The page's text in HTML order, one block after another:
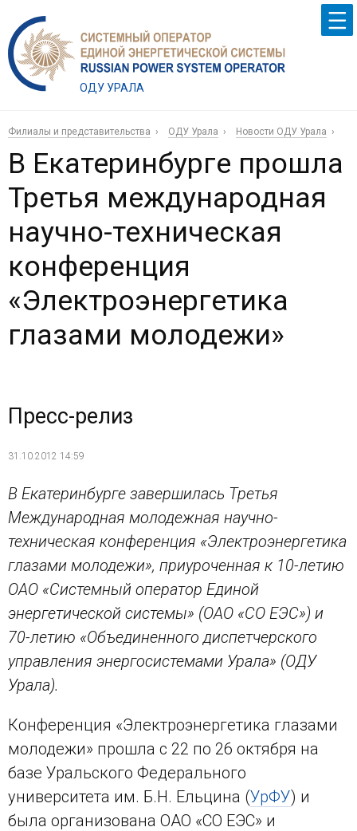
ОДУ УРАЛА
Филиалы и представительства ОДУ Урала Новости ОДУ Урала
В Екатеринбурге прошла
Третья международная
научно-техническая
конференция
«Электроэнергетика
глазами молодежи»
Пресс-релиз
31.10.2012 14:59
В Екатеринбурге завершилась Третья
Международная молодежная научно-
техническая конференция «Электроэнергетика
глазами молодежи», приуроченная к 10-летию
ОАО «Системный оператор Единой
энергетической системы» (ОАО «СО ЕЭС») и
70-летию «Объединенного диспетчерского
управления энергосистемами Урала» (ОДУ
Урала).
Конференция «Электроэнергетика глазами
молодежи» прошла с 22 по 26 октября на
базе Уральского Федерального
университета им. Б.Н. Ельцина (УрФУ) и
была организована ОАО «СО ЕЭС» и